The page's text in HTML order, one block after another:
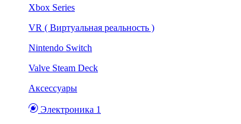
Xbox Series
VR ( Виртуальная реальность )
Nintendo Switch
Valve Steam Deck
Аксессуары
Электроника 1